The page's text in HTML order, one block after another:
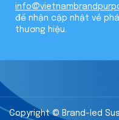
để nhận cập nhật về
thương hiệu.
Copyright © Brand-led